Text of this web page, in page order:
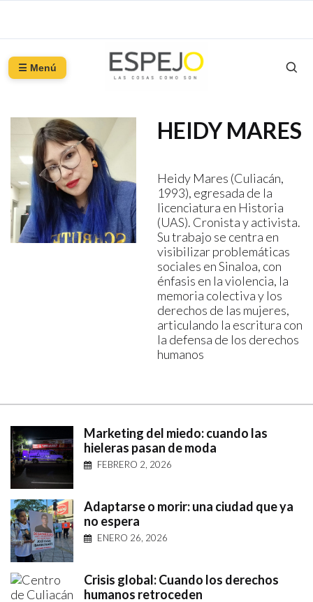
☰ Menú
HEIDY MARES
Heidy Mares (Culiacán,
1993), egresada de la
licenciatura en Historia
(UAS). Cronista y activista.
Su trabajo se centra en
visibilizar problemáticas
sociales en Sinaloa, con
énfasis en la violencia, la
memoria colectiva y los
derechos de las mujeres,
articulando la escritura con
la defensa de los derechos
humanos
Marketing del miedo: cuando las
hieleras pasan de moda
FEBRERO 2, 2026
Adaptarse o morir: una ciudad que ya
no espera
ENERO 26, 2026
Crisis global: Cuando los derechos
humanos retroceden